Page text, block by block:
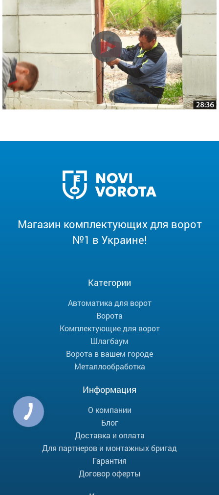
Магазин комплектующих для ворот
№1 в Украине!
Категории
Автоматика для ворот
Ворота
Комплектующие для ворот
Шлагбаум
Ворота в вашем городе
Металлообработка
Информация
О компании
Блог
Доставка и оплата
Для партнеров и монтажных бригад
Гарантия
Договор оферты